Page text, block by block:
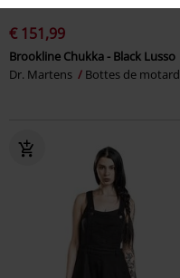
€ 151,99
Brookline Chukka - Black Lusso
Dr. Martens
Bottes de motard